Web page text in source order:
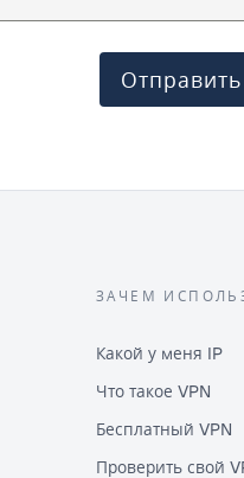
Отправить
ЗАЧЕМ
Какой у меня IP
Что такое VPN
Бесплатный VPN
Проверить свой